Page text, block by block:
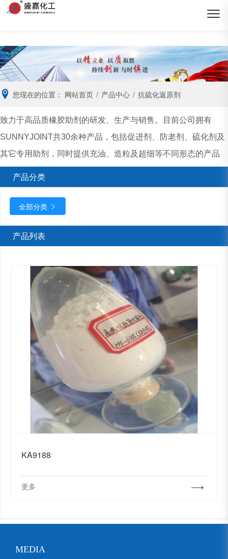
您现在的位置： 网站首页 / 产品中心 / 抗硫化返原剂
致力于高品质橡胶助剂的研发、生产与销售。目前公司拥有
SUNNYJOINT共30余种产品，包括促进剂、防老剂、硫化剂及
其它专用助剂，同时提供充油、造粒及超细等不同形态的产品
产品分类
全部分类 
产品列表
KA9188
更多
MEDIA